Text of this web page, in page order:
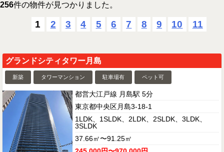
256件の物件が見つかりました。
1 2 3 4 5 6 7 8 9 10 11
グランドシティタワー月島
新築 タワーマンション 駐車場有 ペット可
都営大江戸線 月島駅 5分
東京都中央区月島3-18-1
1LDK、1SLDK、2LDK、2SLDK、3LDK、
3SLDK
37.66㎡〜91.25㎡